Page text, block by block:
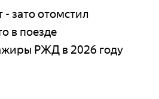
зато отомстил
в поезде
РЖД в 2026 году